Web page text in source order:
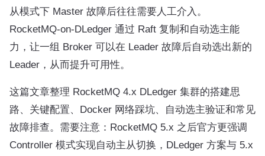
从模式下 Master 故障后往往需要人工介入。
RocketMQ-on-DLedger 通过 Raft 复制和自动选主能
力，让一组 Broker 可以在 Leader 故障后自动选出新的
Leader，从而提升可用性。
这篇文章整理 RocketMQ 4.x DLedger 集群的搭建思
路、关键配置、Docker 网络踩坑、自动选主验证和常见
故障排查。需要注意：RocketMQ 5.x 之后官方更强调
Controller 模式实现自动主从切换，DLedger 方案与 5.x